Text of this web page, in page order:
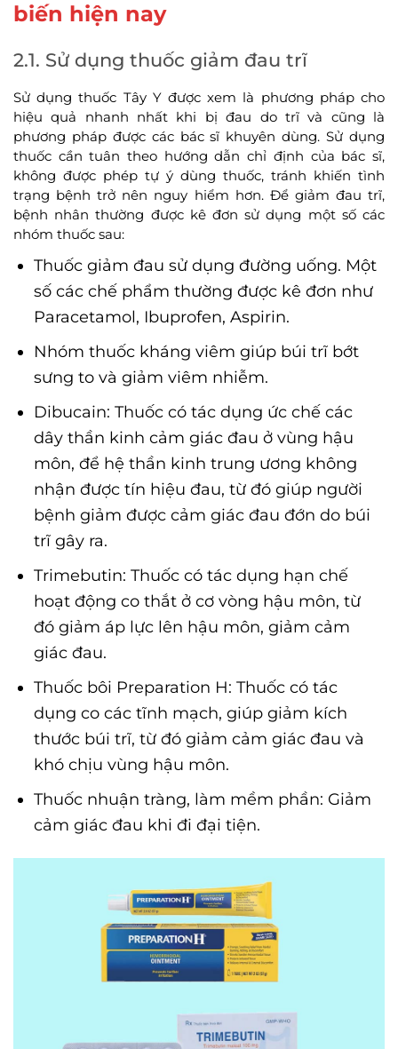
biến hiện nay
2.1. Sử dụng thuốc giảm đau trĩ
Sử dụng thuốc Tây Y được xem là phương pháp cho
hiệu quả nhanh nhất khi bị đau do trĩ và cũng là
phương pháp được các bác sĩ khuyên dùng. Sử dụng
thuốc cần tuân theo hướng dẫn chỉ định của bác sĩ,
không được phép tự ý dùng thuốc, tránh khiến tình
trạng bệnh trở nên nguy hiểm hơn. Để giảm đau trĩ,
bệnh nhân thường được kê đơn sử dụng một số các
nhóm thuốc sau:
Thuốc giảm đau sử dụng đường uống. Một
số các chế phẩm thường được kê đơn như
Paracetamol, Ibuprofen, Aspirin.
Nhóm thuốc kháng viêm giúp búi trĩ bớt
sưng to và giảm viêm nhiễm.
Dibucain: Thuốc có tác dụng ức chế các
dây thần kinh cảm giác đau ở vùng hậu
môn, để hệ thần kinh trung ương không
nhận được tín hiệu đau, từ đó giúp người
bệnh giảm được cảm giác đau đớn do búi
trĩ gây ra.
Trimebutin: Thuốc có tác dụng hạn chế
hoạt động co thắt ở cơ vòng hậu môn, từ
đó giảm áp lực lên hậu môn, giảm cảm
giác đau.
Thuốc bôi Preparation H: Thuốc có tác
dụng co các tĩnh mạch, giúp giảm kích
thước búi trĩ, từ đó giảm cảm giác đau và
khó chịu vùng hậu môn.
Thuốc nhuận tràng, làm mềm phần: Giảm
cảm giác đau khi đi đại tiện.